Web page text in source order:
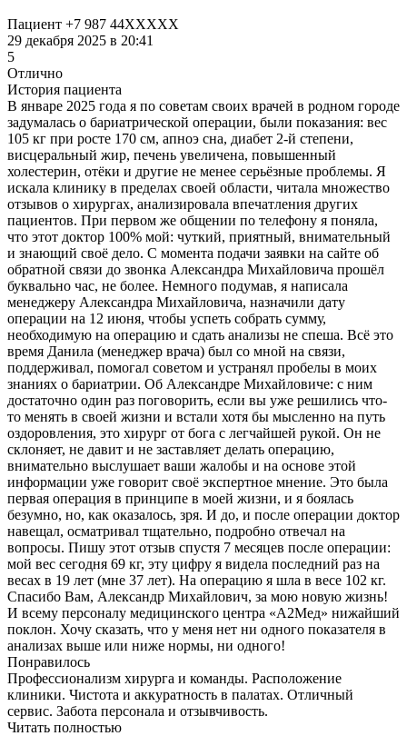
Пациент +7 987 44XXXXX
29 декабря 2025 в 20:41
5
Отлично
История пациента
В январе 2025 года я по советам своих врачей в родном городе
задумалась о бариатрической операции, были показания: вес
105 кг при росте 170 см, апноэ сна, диабет 2-й степени,
висцеральный жир, печень увеличена, повышенный
холестерин, отёки и другие не менее серьёзные проблемы. Я
искала клинику в пределах своей области, читала множество
отзывов о хирургах, анализировала впечатления других
пациентов. При первом же общении по телефону я поняла,
что этот доктор 100% мой: чуткий, приятный, внимательный
и знающий своё дело. С момента подачи заявки на сайте об
обратной связи до звонка Александра Михайловича прошёл
буквально час, не более. Немного подумав, я написала
менеджеру Александра Михайловича, назначили дату
операции на 12 июня, чтобы успеть собрать сумму,
необходимую на операцию и сдать анализы​ не спеша. Всё это
время Данила (менеджер врача) был со мной на связи,
поддерживал, помогал советом и устранял пробелы в моих
знаниях о бариатрии. Об Александре Михайловиче: с ним
достаточно один раз поговорить, если вы уже решились что-
то менять в своей жизни и встали хотя бы мысленно на путь
оздоровления, это хирург от бога с легчайшей рукой. Он не
склоняет, не давит и не заставляет делать операцию,
внимательно выслушает ваши жалобы и на основе этой
информации уже говорит своё экспертное мнение. Это была
первая операция в принципе в моей жизни, и я боялась
безумно, но, как оказалось, зря. И до, и после операции доктор
навещал, осматривал тщательно, подробно отвечал на
вопросы. Пишу этот отзыв спустя 7 месяцев после операции:
мой вес сегодня 69 кг, эту цифру я видела последний раз на
весах в 19 лет (мне 37 лет). На операцию я шла в весе 102 кг.
Спасибо Вам, Александр Михайлович, за мою новую жизнь!
И всему персоналу медицинского центра «А2Мед» нижайший
поклон. Хочу сказать, что у меня нет ни одного показателя в
анализах выше или ниже нормы, ни одного!
Понравилось
Профессионализм хирурга и команды. Расположение
клиники. Чистота и аккуратность в палатах. Отличный
сервис. Забота персонала и отзывчивость.
Читать полностью